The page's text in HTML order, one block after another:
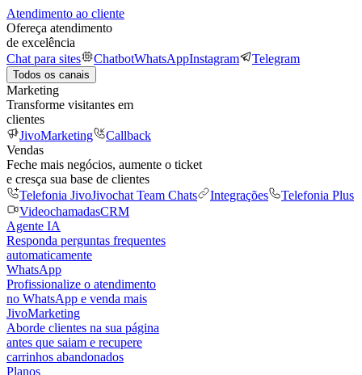
Atendimento ao cliente
Ofereça atendimento
de excelência
Chat para sites
ChatbotWhatsAppInstagram Telegram
Todos os canais
Marketing
Transforme visitantes em
clientes
JivoMarketing
Callback
Vendas
Feche mais negócios, aumente o ticket
e cresça sua base de clientes
Telefonia JivoJivochat Team Chats Integrações
Telefonia Plus
VideochamadasCRM
Agente IA
Responda perguntas frequentes
automaticamente
WhatsApp
Profissionalize o atendimento
no WhatsApp e venda mais
JivoMarketing
Aborde clientes na sua página
antes que saiam e recupere
carrinhos abandonados
Planos